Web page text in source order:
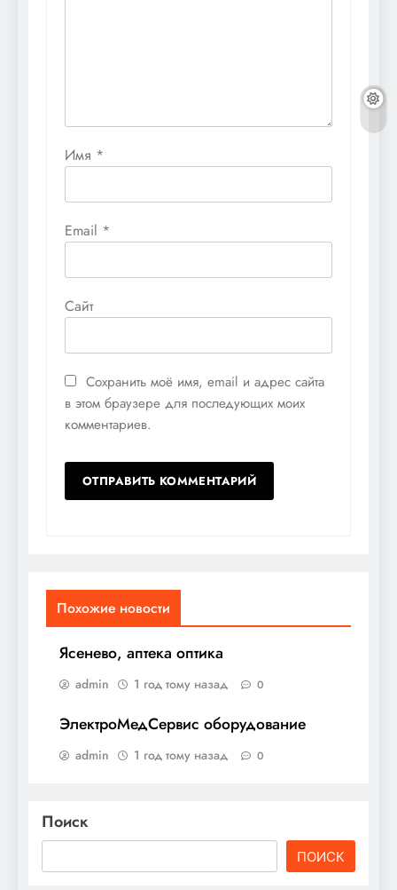
Имя *
Email *
Сайт
Сохранить моё имя, email и адрес сайта
в этом браузере для последующих моих
комментариев.
Похожие новости
Ясенево, аптека оптика
admin 1 год тому назад 0
ЭлектроМедСервис оборудование
admin 1 год тому назад 0
Поиск
ПОИСК